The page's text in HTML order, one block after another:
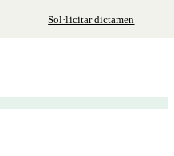
Sol·licitar dictamen